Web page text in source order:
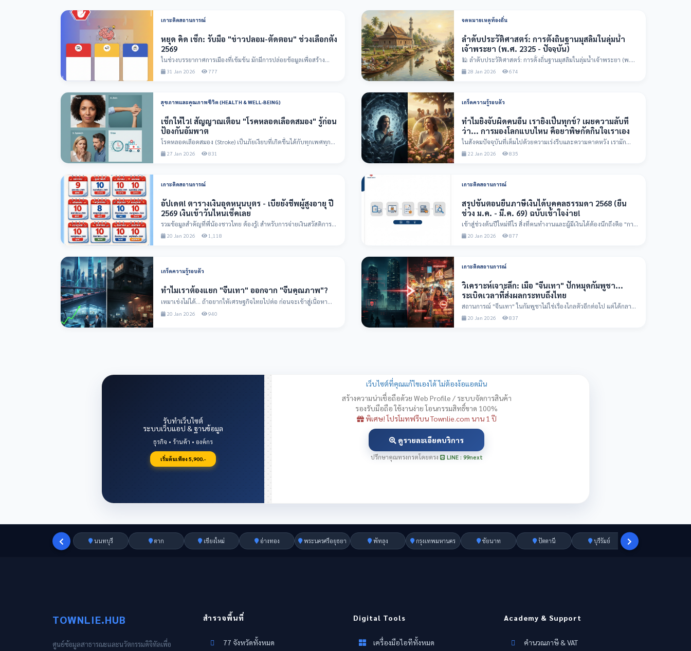
เกาะติดสถานการณ์
หยุด คิด เช็ก: รับมือ "ข่าวปลอม-ตัดตอน" ช่วงเลือกตั้ง
2569
ในช่วงบรรยากาศการเมืองที่เข้มข้น มักมีการปล่อยข้อมูลเพื่อสร้าง
ความสับสนหรือทำลาย...
31 Jan 2026 777
จดหมายเหตุท้องถิ่น
ลำดับประวัติศาสตร์: การตั้งถิ่นฐานมุสลิมในลุ่มน้ำ
เจ้าพระยา (พ.ศ. 2325 - ปัจจุบัน)
🕌 ลำดับประวัติศาสตร์: การตั้งถิ่นฐานมุสลิมในลุ่มน้ำเจ้าพระยา (พ.ศ.
2325 - ปัจจุบ...
28 Jan 2026 674
สุขภาพและคุณภาพชีวิต (HEALTH & WELL-BEING)
เช็กให้ไว! สัญญาณเตือน "โรคหลอดเลือดสมอง" รู้ก่อน
ป้องกันอัมพาต
โรคหลอดเลือดสมอง (Stroke) เป็นภัยเงียบที่เกิดขึ้นได้กับทุกเพศทุกวัย
และเป็นสาเหต...
27 Jan 2026 831
เกร็ดความรู้รอบตัว
ทำไมยิ่งจับผิดคนอื่น เรายิ่งเป็นทุกข์? เผยความลับที่
ว่า... การมองโลกแบบไหน คือยาพิษกัดกินใจเราเอง
ในสังคมปัจจุบันที่เต็มไปด้วยความเร่งรีบและความคาดหวัง เรามัก
เผลอใช้สายตาเพื่อ "จ...
22 Jan 2026 835
เกาะติดสถานการณ์
อัปเดต! ตารางเงินอุดหนุนบุตร - เบี้ยยังชีพผู้สูงอายุ ปี
2569 เงินเข้าวันไหนเช็คเลย
รวมข้อมูลสำคัญที่พี่น้องชาวไทย ต้องรู้! สำหรับการจ่ายเงินสวัสดิการ
ภาครัฐ ประจำปี...
20 Jan 2026 1,118
เกาะติดสถานการณ์
สรุปขั้นตอนยื่นภาษีเงินได้บุคคลธรรมดา 2568 (ยื่น
ช่วง ม.ค. - มี.ค. 69) ฉบับเข้าใจง่าย!
เข้าสู่ช่วงต้นปีใหม่ทีไร สิ่งที่คนทำงานและผู้มีเงินได้ต้องนึกถึงคือ "การ
ยื่นภาษี...
20 Jan 2026 877
เกร็ดความรู้รอบตัว
ทำไมเราต้องแยก "จีนเทา" ออกจาก "จีนคุณภาพ"?
เหมาเข่งไม่ได้... ถ้าอยากให้เศรษฐกิจไทยไปต่อ ก่อนจะเข้าสู่เนื้อหา
ทางทีมงาน T...
20 Jan 2026 940
เกาะติดสถานการณ์
วิเคราะห์เจาะลึก: เมื่อ "จีนเทา" ปักหมุดกัมพูชา...
ระเบิดเวลาที่ส่งผลกระทบถึงไทย
สถานการณ์ "จีนเทา" ในกัมพูชาไม่ใช่เรื่องไกลตัวอีกต่อไป แต่ได้กลาย
เป็นโครงข่ายอาช...
20 Jan 2026 837
รับทำเว็บไซต์
ระบบเว็บแอป & ฐานข้อมูล
ธุรกิจ • ร้านค้า • องค์กร
เริ่มต้นเพียง 5,900.-
เว็บไซต์ที่คุณแก้ไขเองได้ ไม่ต้องง้อแอดมิน
สร้างความน่าเชื่อถือด้วย Web Profile / ระบบจัดการสินค้า
รองรับมือถือ ใช้งานง่าย โอนกรรมสิทธิ์ขาด 100%
พิเศษ! โปรโมทฟรีบน Townlie.com นาน 1 ปี
ดูรายละเอียดบริการ
ปรึกษาคุณทรงกรตโดยตรง LINE : 99next
นนทบุรี ตาก เชียงใหม่ อ่างทอง พระนครศรีอยุธยา พัทลุง กรุงเทพมหานคร ชัยนาท ปัตตานี บุรีรัมย์
TOWNLIE.HUB
ศูนย์ข้อมูลสาธารณะและนวัตกรรมดิจิทัลเพื่อ
สำรวจพื้นที่
77 จังหวัดทั้งหมด
Digital Tools
เครื่องมือไอทีทั้งหมด
Academy & Support
คำนวณภาษี & VAT